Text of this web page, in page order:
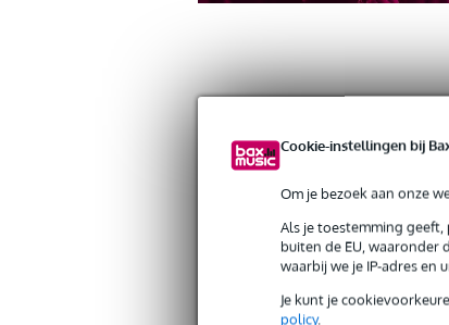
Cookie-instellingen bij
Om je bezoek aan onze
Als je toestemming
buiten de EU, waaronder
waarbij we je IP-adres en
Je kunt je
policy.
Doughty T5881501 Atom
Servicebelofte
Bax Music Garantie : Op dit
Op dit product krijg je 3 jaar Bax